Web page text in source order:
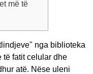
më të
nga biblioteka
të fatit celular dhe
atë. Nëse uleni